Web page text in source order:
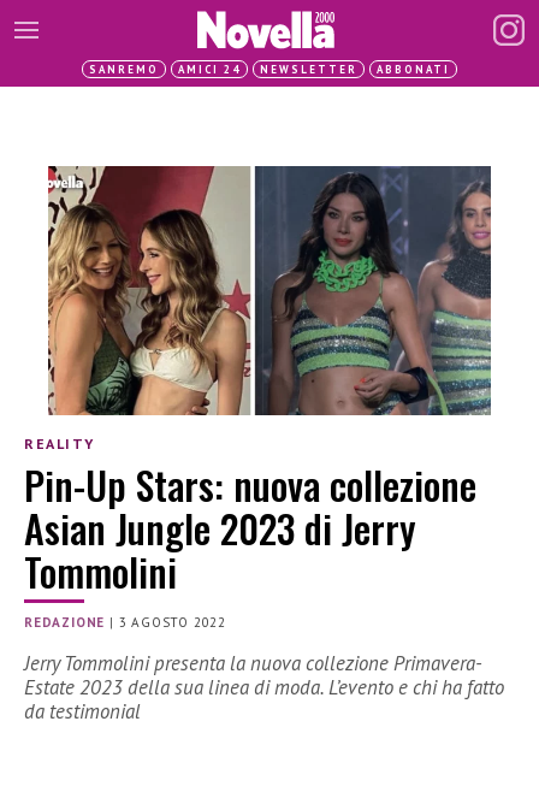
SANREMO AMICI 24 NEWSLETTER ABBONATI
REALITY
Pin-Up Stars: nuova collezione
Asian Jungle 2023 di Jerry
Tommolini
REDAZIONE | 3 AGOSTO 2022
Jerry Tommolini presenta la nuova collezione Primavera-
Estate 2023 della sua linea di moda. L’evento e chi ha fatto
da testimonial